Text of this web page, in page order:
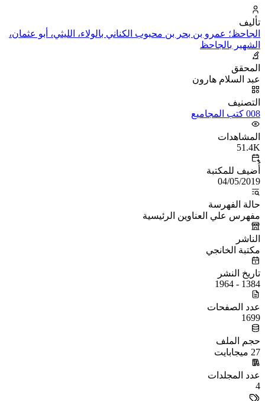
تأليف
الجاحظ؛ عمرو بن بحر بن محبوب الكناني بالولاء، الليثي، أبو عثمان،
الشهير بالجاحظ
المحقق
عبد السلام هارون
التصنيف
008 كتب المجاميع
المشاهدات
51.4K
أُضيف للمكتبة
04/05/2019
حالة الفهرسة
مفهرس علي العناوين الرئيسية
الناشر
مكتبة الخانجي
تاريخ النشر
1384 - 1964
عدد الصفحات
1699
حجم الملف
27 ميجابايت
عدد المجلدات
4